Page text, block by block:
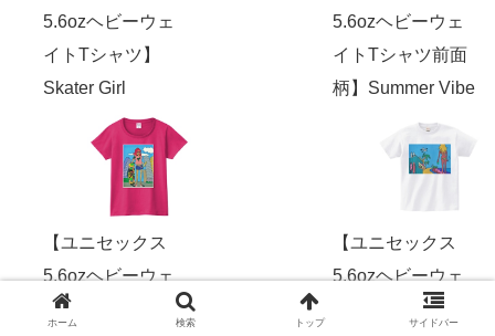
5.6ozヘビーウェ
イトTシャツ】
Skater Girl
5.6ozヘビーウェ
イトTシャツ前面
柄】Summer Vibe
【ユニセックス
5.6ozヘビーウェ
イトTシャツ前面
【ユニセックス
5.6ozヘビーウェ
イトロックTシャ
ホーム 検索 トップ サイドバー